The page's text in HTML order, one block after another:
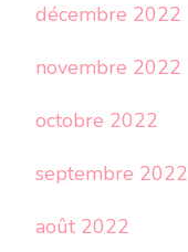
décembre 2022
novembre 2022
octobre 2022
septembre 2022
août 2022